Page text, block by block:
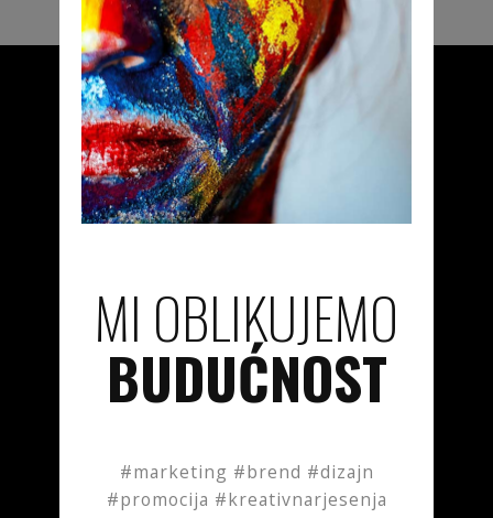
MI OBLIKUJEMO
BUDUĆNOST
#marketing #brend #dizajn
#promocija #kreativnarjesenja